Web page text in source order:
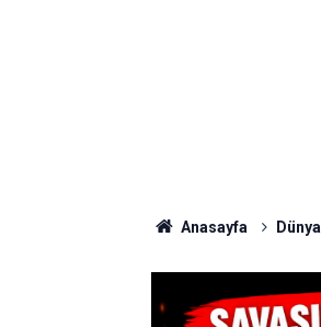
Anasayfa Dünya